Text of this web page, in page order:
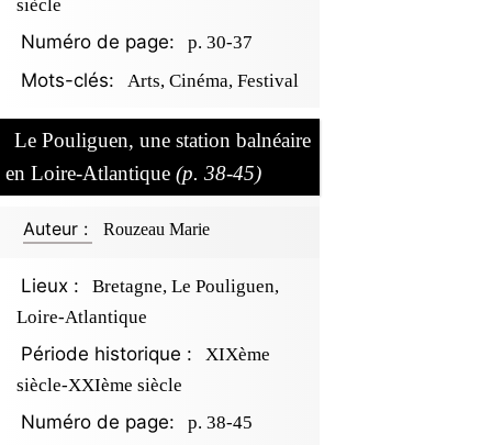
siècle
Numéro de page: p. 30-37
Mots-clés: Arts, Cinéma, Festival
Le Pouliguen, une station balnéaire
en Loire-Atlantique (p. 38-45)
Auteur : Rouzeau Marie
Lieux :
Bretagne, Le Pouliguen,
Loire-Atlantique
Période historique :
XIXème
siècle-XXIème siècle
Numéro de page: p. 38-45